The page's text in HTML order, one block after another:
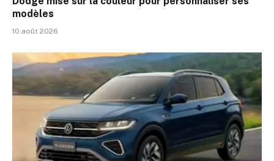
modèles
10 août 2026